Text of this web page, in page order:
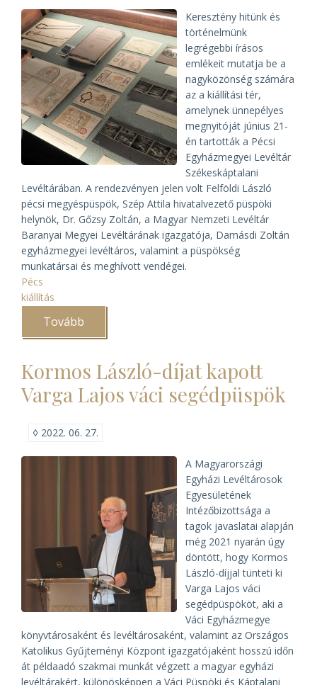
Keresztény hitünk és
történelmünk
legrégebbi írásos
emlékeit mutatja be a
nagyközönség számára
az a kiállítási tér,
amelynek ünnepélyes
megnyitóját június 21-
én tartották a Pécsi
Egyházmegyei Levéltár
Székeskáptalani
Levéltárában. A rendezvényen jelen volt Felföldi László
pécsi megyéspüspök, Szép Attila hivatalvezető püspöki
helynök, Dr. Gőzsy Zoltán, a Magyar Nemzeti Levéltár
Baranyai Megyei Levéltárának igazgatója, Damásdi Zoltán
egyházmegyei levéltáros, valamint a püspökség
munkatársai és meghívott vendégei.
Pécs
kiállítás
Tovább
a
Egyházmegyei
Levéltárban)
Kormos László-díjat kapott
Varga Lajos váci segédpüspök
◊ 2022. 06. 27.
A Magyarországi
Egyházi Levéltárosok
Egyesületének
Intézőbizottsága a
tagok javaslatai alapján
még 2021 nyarán úgy
döntött, hogy Kormos
László-díjjal tünteti ki
Varga Lajos váci
segédpüspököt, aki a
Váci Egyházmegye
könyvtárosaként és levéltárosaként, valamint az Országos
Katolikus Gyűjteményi Központ igazgatójaként hosszú időn
át példaadó szakmai munkát végzett a magyar egyházi
levéltárakért, különösképpen a Váci Püspöki és Káptalani